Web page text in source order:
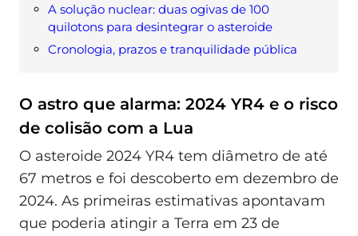
A solução nuclear: duas ogivas de 100
quilotons para desintegrar o asteroide
Cronologia, prazos e tranquilidade pública
O astro que alarma: 2024 YR4 e o risco
de colisão com a Lua
O asteroide 2024 YR4 tem diâmetro de até
67 metros e foi descoberto em dezembro de
2024. As primeiras estimativas apontavam
que poderia atingir a Terra em 23 de